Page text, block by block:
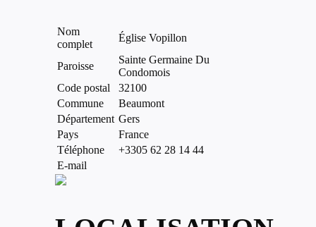
Nom
complet
Église Vopillon
Paroisse
Sainte Germaine Du
Condomois
Code postal
32100
Commune
Beaumont
Département Gers
Pays
France
Téléphone
+3305 62 28 14 44
E-mail